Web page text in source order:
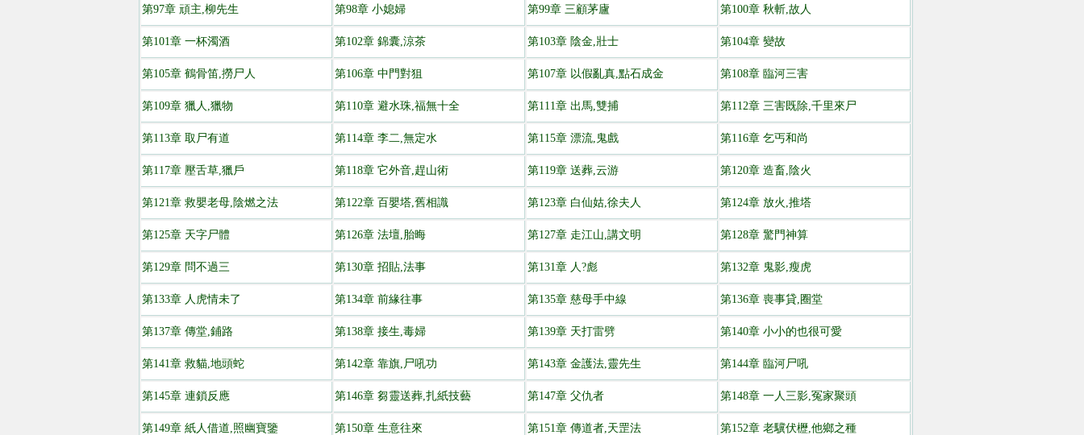
第97章 頑主,柳先生 第98章 小媳婦 第99章 三顧茅廬 第100章 秋斬,故人
第101章 一杯濁酒 第102章 錦囊,涼茶 第103章 陰金,壯士 第104章 變故
第105章 鶴骨笛,撈尸人 第106章 中門對狙 第107章 以假亂真,點石成金 第108章 臨河三害
第109章 獵人,獵物 第110章 避水珠,福無十全 第111章 出馬,雙捕 第112章 三害既除,千里來尸
第113章 取尸有道 第114章 李二,無定水 第115章 漂流,鬼戲 第116章 乞丐和尚
第117章 壓舌草,獵戶 第118章 它外音,趕山術 第119章 送葬,云游 第120章 造畜,陰火
第121章 救嬰老母,陰燃之法 第122章 百嬰塔,舊相識 第123章 白仙姑,徐夫人 第124章 放火,推塔
第125章 天字尸體 第126章 法壇,胎晦 第127章 走江山,講文明 第128章 驚門神算
第129章 問不過三 第130章 招貼,法事 第131章 人?彪 第132章 鬼影,瘦虎
第133章 人虎情未了 第134章 前緣往事 第135章 慈母手中線 第136章 喪事貸,圈堂
第137章 傳堂,鋪路 第138章 接生,毒婦 第139章 天打雷劈 第140章 小小的也很可愛
第141章 救貓,地頭蛇 第142章 靠旗,尸吼功 第143章 金護法,靈先生 第144章 臨河尸吼
第145章 連鎖反應 第146章 芻靈送葬,扎紙技藝 第147章 父仇者 第148章 一人三影,冤家聚頭
第149章 紙人借道,照幽寶鑒 第150章 生意往來 第151章 傳道者,天罡法 第152章 老驥伏櫪,他鄉之種